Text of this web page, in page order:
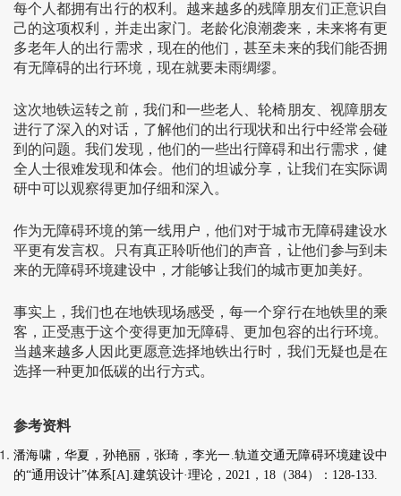
每个人都拥有出行的权利。越来越多的残障朋友们正意识自
己的这项权利，并走出家门。老龄化浪潮袭来，未来将有更
多老年人的出行需求，现在的他们，甚至未来的我们能否拥
有无障碍的出行环境，现在就要未雨绸缪。
这次地铁运转之前，我们和一些老人、轮椅朋友、视障朋友
进行了深入的对话，了解他们的出行现状和出行中经常会碰
到的问题。我们发现，他们的一些出行障碍和出行需求，健
全人士很难发现和体会。他们的坦诚分享，让我们在实际调
研中可以观察得更加仔细和深入。
作为无障碍环境的第一线用户，他们对于城市无障碍建设水
平更有发言权。只有真正聆听他们的声音，让他们参与到未
来的无障碍环境建设中，才能够让我们的城市更加美好。
事实上，我们也在地铁现场感受，每一个穿行在地铁里的乘
客，正受惠于这个变得更加无障碍、更加包容的出行环境。
当越来越多人因此更愿意选择地铁出行时，我们无疑也是在
选择一种更加低碳的出行方式。
参考资料
潘海啸，华夏，孙艳丽，张琦，李光一.轨道交通无障碍环境建设中
的“通用设计”体系[A].建筑设计·理论，2021，18（384）：128-133.